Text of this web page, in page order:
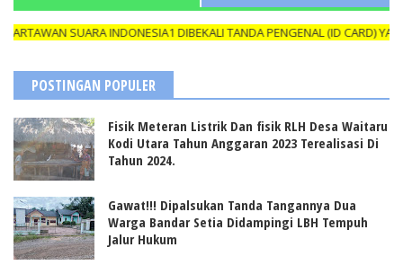
SUARA INDONESIA1 DIBEKALI TANDA PENGENAL (ID CARD) YANG
POSTINGAN POPULER
Fisik Meteran Listrik Dan fisik RLH Desa Waitaru
Kodi Utara Tahun Anggaran 2023 Terealisasi Di
Tahun 2024.
Gawat!!! Dipalsukan Tanda Tangannya Dua
Warga Bandar Setia Didampingi LBH Tempuh
Jalur Hukum